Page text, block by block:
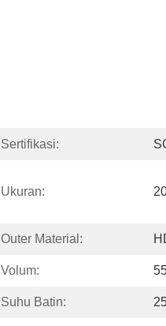
Sertifikasi:
Ukuran:
Outer Material:
Volum:
Suhu Batin: